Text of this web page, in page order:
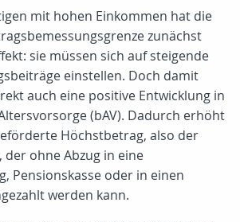
mit hohen Einkommen hat die
zunächst
sie müssen sich auf steigende
einstellen. Doch damit
auch eine positive Entwicklung in
(bAV). Dadurch erhöht
Höchstbetrag, also der
der ohne Abzug in eine
Pensionskasse oder in einen
werden kann.